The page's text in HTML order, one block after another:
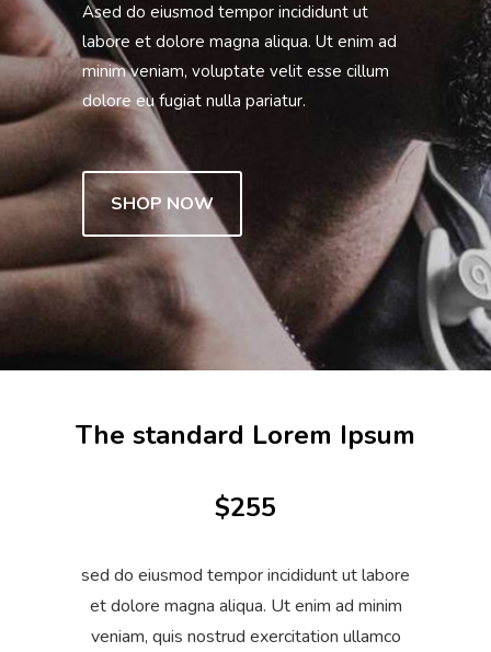
Ased do eiusmod tempor incididunt ut
labore et dolore magna aliqua. Ut enim ad
minim veniam, voluptate velit esse cillum
dolore eu fugiat nulla pariatur.
SHOP NOW
The standard Lorem Ipsum
$255
sed do eiusmod tempor incididunt ut labore
et dolore magna aliqua. Ut enim ad minim
veniam, quis nostrud exercitation ullamco